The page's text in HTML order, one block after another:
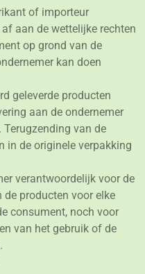
of importeur
aan de wettelijke rechten
op grond van de
kan doen
geleverde producten
aan de ondernemer
van de
in de originele verpakking
verantwoordelijk voor de
producten voor elke
consument, noch voor
van het gebruik of de